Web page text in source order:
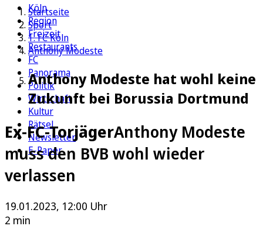
Köln
Region
Freizeit
Restaurants
FC
Panorama
Politik
Wirtschaft
Kultur
Rätsel
Newsletter
E-Paper
Startseite
Sport
1. FC Köln
Anthony Modeste
Anthony Modeste hat wohl keine
Zukunft bei Borussia Dortmund
Ex-FC-TorjägerAnthony Modeste
muss den BVB wohl wieder
verlassen
19.01.2023, 12:00 Uhr
2 min